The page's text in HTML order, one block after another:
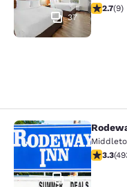
37
2.7(9)
Rodeway
51
3.3(